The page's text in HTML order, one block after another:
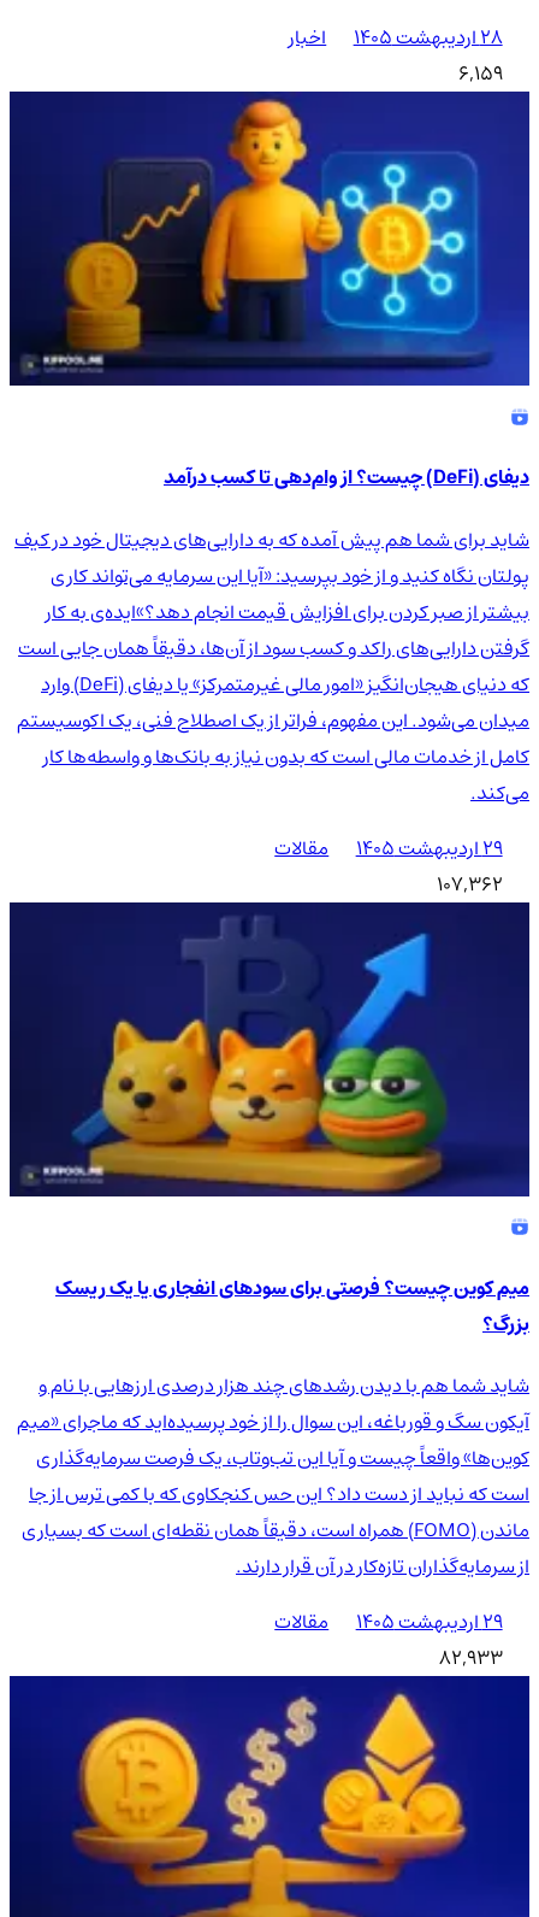
۲۸ اردیبهشت ۱۴۰۵
اخبار
6,159
دیفای (DeFi) چیست؟ از وام‌دهی تا کسب درآمد
شاید برای شما هم پیش آمده که به دارایی‌های دیجیتال خود در کیف
پولتان نگاه کنید و از خود بپرسید: «آیا این سرمایه می‌تواند کاری
بیشتر از صبر کردن برای افزایش قیمت انجام دهد؟»ایده‌ی به کار
گرفتن دارایی‌های راکد و کسب سود از آن‌ها، دقیقاً همان جایی است
که دنیای هیجان‌انگیز «امور مالی غیرمتمرکز» یا دیفای (DeFi) وارد
میدان می‌شود. این مفهوم، فراتر از یک اصطلاح فنی، یک اکوسیستم
کامل از خدمات مالی است که بدون نیاز به بانک‌ها و واسطه‌ها کار
می‌کند.
۲۹ اردیبهشت ۱۴۰۵
مقالات
107,362
میم کوین چیست؟ فرصتی برای سودهای انفجاری یا یک ریسک
بزرگ؟
شاید شما هم با دیدن رشدهای چند هزار درصدی ارزهایی با نام و
آیکون سگ و قورباغه، این سوال را از خود پرسیده‌اید که ماجرای «میم
کوین‌ها» واقعاً چیست و آیا این تب‌وتاب، یک فرصت سرمایه‌گذاری
است که نباید از دست داد؟ این حس کنجکاوی که با کمی ترس از جا
ماندن (FOMO) همراه است، دقیقاً همان نقطه‌ای است که بسیاری
از سرمایه‌گذاران تازه‌کار در آن قرار دارند.
۲۹ اردیبهشت ۱۴۰۵
مقالات
82,933